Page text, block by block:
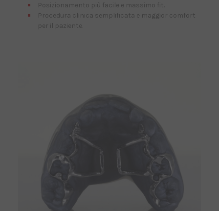
Posizionamento più facile e massimo fit.
Procedura clinica semplificata e maggior comfort
per il paziente.